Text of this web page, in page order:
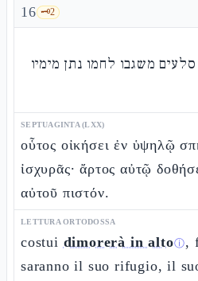
16 🗝️2
משגבו לחמו נתן מימיו
SEPTUAGINTA (LXX)
οὗτος οἰκήσει ἐν ὑψηλῷ
ἰσχυρᾶς· ἄρτος αὐτῷ
αὐτοῦ πιστόν.
LETTURA ORTODOSSA
costui dimorerà in altoⓘ,
saranno il suo rifugio, il